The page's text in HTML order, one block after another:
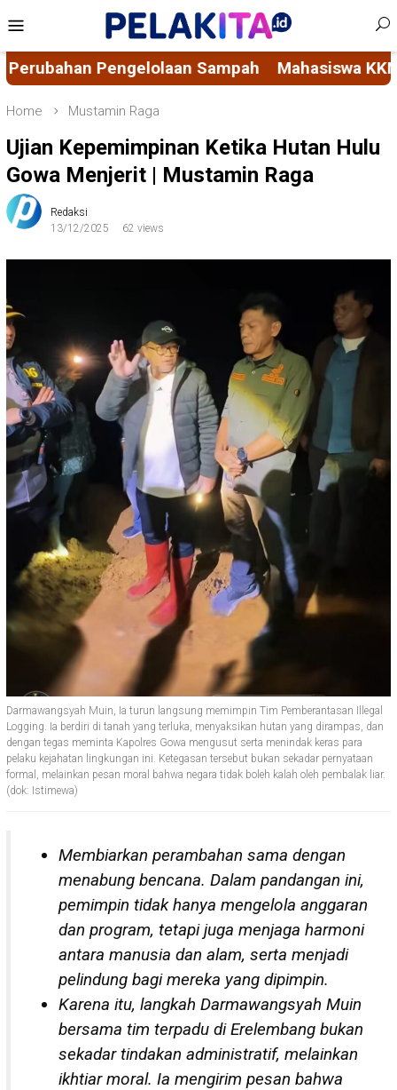
to
content
Menu
Mahasiswa KKN-PK 69 Desa Bulucenrana
Home Mustamin Raga
Ujian Kepemimpinan Ketika Hutan Hulu
Gowa Menjerit | Mustamin Raga
Redaksi
13/12/2025
62 views
Darmawangsyah Muin, Ia turun langsung memimpin Tim Pemberantasan Illegal
Logging. Ia berdiri di tanah yang terluka, menyaksikan hutan yang dirampas, dan
dengan tegas meminta Kapolres Gowa mengusut serta menindak keras para
pelaku kejahatan lingkungan ini. Ketegasan tersebut bukan sekadar pernyataan
formal, melainkan pesan moral bahwa negara tidak boleh kalah oleh pembalak liar.
(dok: Istimewa)
Membiarkan perambahan sama dengan
menabung bencana. Dalam pandangan ini,
pemimpin tidak hanya mengelola anggaran
dan program, tetapi juga menjaga harmoni
antara manusia dan alam, serta menjadi
pelindung bagi mereka yang dipimpin.
Karena itu, langkah Darmawangsyah Muin
bersama tim terpadu di Erelembang bukan
sekadar tindakan administratif, melainkan
ikhtiar moral. Ia mengirim pesan bahwa